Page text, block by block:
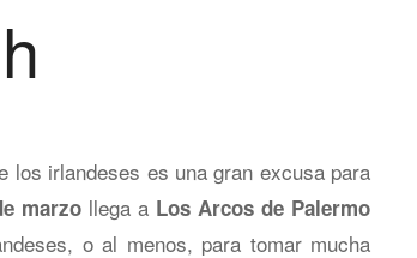
los irlandeses es una gran excusa para
marzo llega a Los Arcos de Palermo
o al menos, para tomar mucha